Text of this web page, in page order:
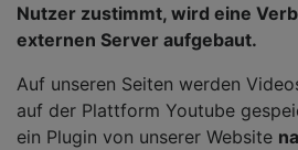
Nutzer zustimmt, wird eine
externen Server aufgebaut.
Auf unseren Seiten werden
auf der Plattform Youtube
ein Plugin von unserer Website